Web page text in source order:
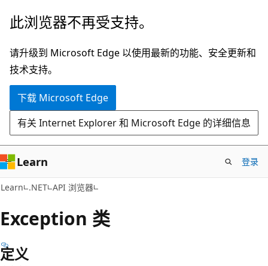
跳
主
要
内
跳
页
内
导
此浏览器不再受支持。
请升级到 Microsoft Edge 以使用最新的功能、安全更新和
技术支持。
下载 Microsoft Edge
有关 Internet Explorer 和 Microsoft Edge 的详细信息
Learn 登录
Learn .NET API 浏览器
Exception 类
定义